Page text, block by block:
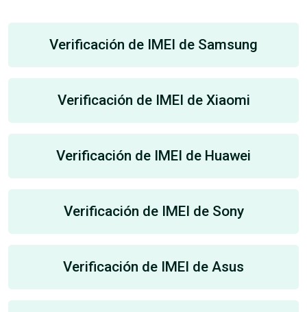
Verificación de IMEI de Samsung
Verificación de IMEI de Xiaomi
Verificación de IMEI de Huawei
Verificación de IMEI de Sony
Verificación de IMEI de Asus